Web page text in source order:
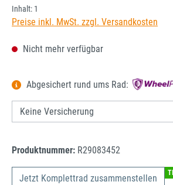
Inhalt: 1
Preise inkl. MwSt. zzgl. Versandkosten
Nicht mehr verfügbar
Abgesichert rund ums Rad:
Produktnummer: R29083452
Jetzt Komplettrad zusammenstellen